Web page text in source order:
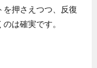
を押さえつつ、反復
は確実です。